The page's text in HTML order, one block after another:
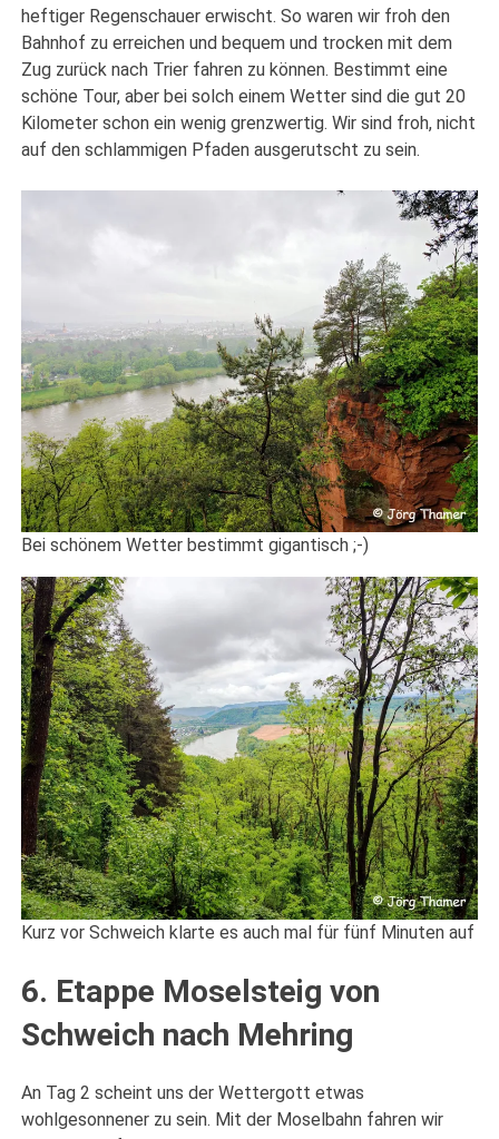
heftiger Regenschauer erwischt. So waren wir froh den
Bahnhof zu erreichen und bequem und trocken mit dem
Zug zurück nach Trier fahren zu können. Bestimmt eine
schöne Tour, aber bei solch einem Wetter sind die gut 20
Kilometer schon ein wenig grenzwertig. Wir sind froh, nicht
auf den schlammigen Pfaden ausgerutscht zu sein.
Bei schönem Wetter bestimmt gigantisch ;-)
Kurz vor Schweich klarte es auch mal für fünf Minuten auf
6. Etappe Moselsteig von
Schweich nach Mehring
An Tag 2 scheint uns der Wettergott etwas
wohlgesonnener zu sein. Mit der Moselbahn fahren wir